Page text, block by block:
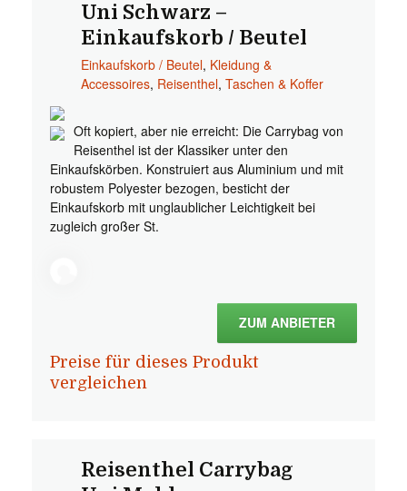
Uni Schwarz –
Einkaufskorb / Beutel
Einkaufskorb / Beutel, Kleidung &
Accessoires, Reisenthel, Taschen & Koffer
Oft kopiert, aber nie erreicht: Die Carrybag von
Reisenthel ist der Klassiker unter den
Einkaufskörben. Konstruiert aus Aluminium und mit
robustem Polyester bezogen, besticht der
Einkaufskorb mit unglaublicher Leichtigkeit bei
zugleich großer St.
ZUM ANBIETER
Preise für dieses Produkt
vergleichen
Reisenthel Carrybag